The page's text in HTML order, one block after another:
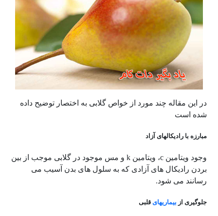
در این مقاله چند مورد از خواص گلابی به اختصار توضیح داده
شده است
مبارزه با رادیکالهای آزاد
وجود ویتامین c، ویتامین k و مس موجود در گلابی موجب از بین
بردن رادیکال های آزادی که به سلول های بدن آسیب می
رسانند می شود.
جلوگیری از بیماریهایقلبی